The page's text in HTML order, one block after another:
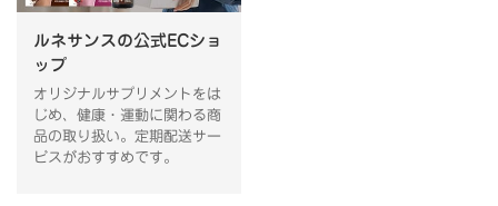
ルネサンスの公式ECショ
ップ
オリジナルサプリメントをは
じめ、健康・運動に関わる商
品の取り扱い。定期配送サー
ビスがおすすめです。